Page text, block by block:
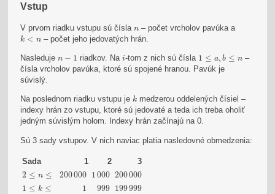
Vstup
V prvom riadku vstupu sú číslan
n – počet vrcholov pavúka a
k < n
k < n – počet jeho jedovatých hrán.
Nasledujen − 1 riadkov. Nai
i-tom z nich sú čísla 1 ≤ a, b ≤ n
1 ≤a ≤
–
čísla vrcholov pavúka, ktoré sú spojené hranou. Pavúk je
súvislý.
Na poslednom riadku vstupu jek
k medzerou oddelených čísiel –
indexy hrán zo vstupu, ktoré sú jedovaté a teda ich treba oholiť
jedným súvislým holom. Indexy hrán začínajú na 0.
Sú 3 sady vstupov. V nich naviac platia nasledovné obmedzenia:
Sada 1 2 3
2 ≤ n ≤
2 ≤n 200000
200000 1 000
1 000 200000
200000
1 ≤ k ≤
1 ≤k ≤ 1
1 999
999 199999
199999